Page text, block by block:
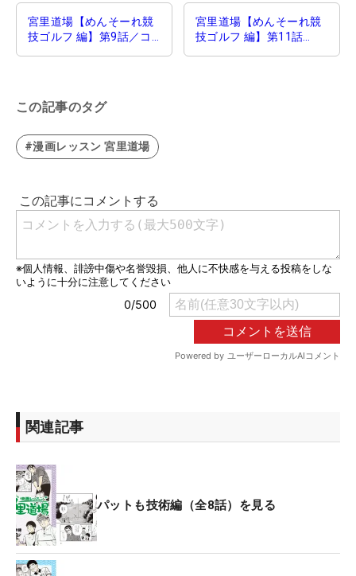
宮里道場【めんそーれ競
技ゴルフ 編】第9話／コ
宮里道場【めんそーれ競
技ゴルフ 編】第11話
この記事のタグ
#漫画レッスン 宮里道場
関連記事
パットも技術編（全8話）を見る